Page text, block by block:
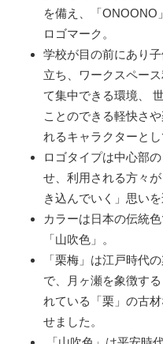
を備え、「ONOONO
ロゴマーク。
学校が目の前にあり
立ち、ワークスペー
て集中できる環境、
ことのできる軽快さ
れるキャラクターとし
ロゴタイプは中心部
せ、利用される方々
き込んでいく」思いを
カラーは日本の伝統
「山吹色」。
「栗梅」は江戸時代
で、月ヶ瀬を象徴す
れている「栗」の古
せました。